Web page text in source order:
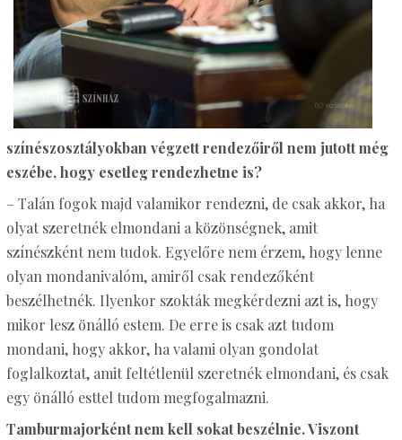
színészosztályokban végzett rendezőiről nem jutott még
eszébe, hogy esetleg rendezhetne is?
– Talán fogok majd valamikor rendezni, de csak akkor, ha
olyat szeretnék elmondani a közönségnek, amit
színészként nem tudok. Egyelőre nem érzem, hogy lenne
olyan mondanivalóm, amiről csak rendezőként
beszélhetnék. Ilyenkor szokták megkérdezni azt is, hogy
mikor lesz önálló estem. De erre is csak azt tudom
mondani, hogy akkor, ha valami olyan gondolat
foglalkoztat, amit feltétlenül szeretnék elmondani, és csak
egy önálló esttel tudom megfogalmazni.
Tamburmajorként nem kell sokat beszélnie. Viszont